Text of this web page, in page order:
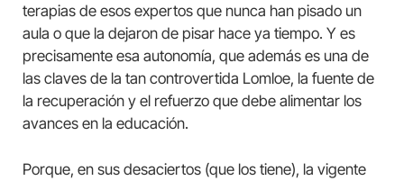
terapias de esos expertos que nunca han pisado un
aula o que la dejaron de pisar hace ya tiempo. Y es
precisamente esa autonomía, que además es una de
las claves de la tan controvertida Lomloe, la fuente de
la recuperación y el refuerzo que debe alimentar los
avances en la educación.
Porque, en sus desaciertos (que los tiene), la vigente